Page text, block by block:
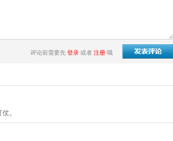
评论前需要先 登录 或者 注册 哦
。